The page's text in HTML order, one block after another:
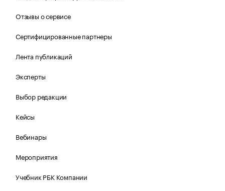
Отзывы о сервисе
Сертифицированные партнеры
Лента публикаций
Эксперты
Выбор редакции
Кейсы
Вебинары
Мероприятия
Учебник РБК Компании